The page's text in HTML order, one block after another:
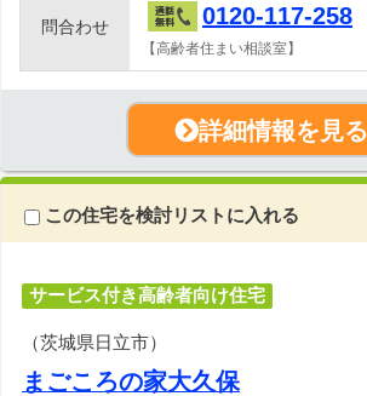
問合わせ 0120-117-258
【高齢者住まい相談室】
詳細情報を見る
この住宅を検討リストに入れる
サービス付き高齢者向け住宅
（茨城県日立市）
まごころの家大久保